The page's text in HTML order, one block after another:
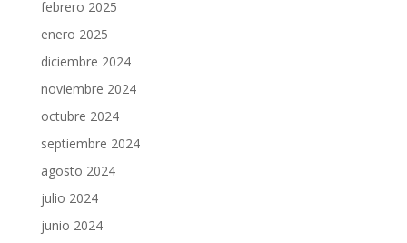
febrero 2025
enero 2025
diciembre 2024
noviembre 2024
octubre 2024
septiembre 2024
agosto 2024
julio 2024
junio 2024